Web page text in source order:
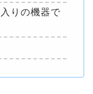
りの機器で